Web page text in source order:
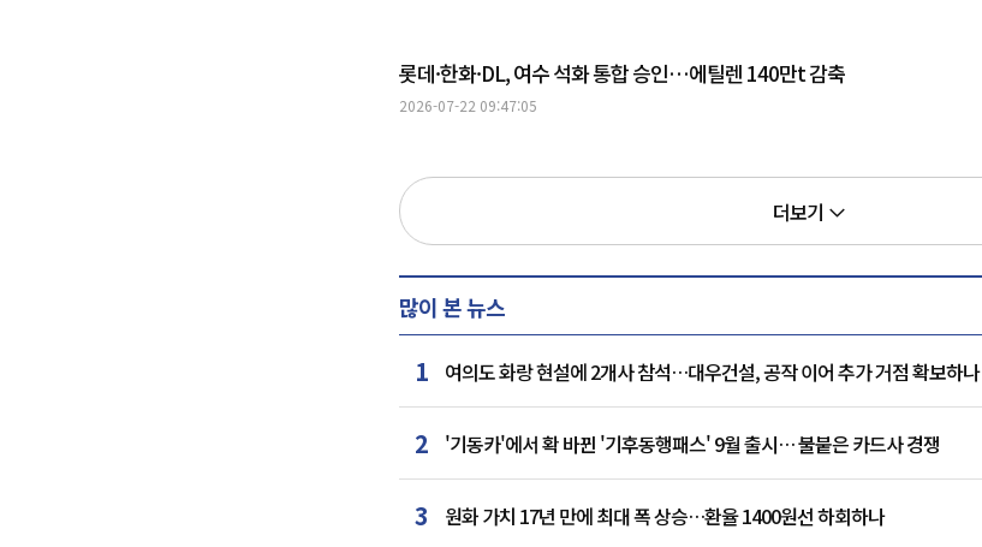
롯데·한화·DL, 여수 석화 통합 승인…에틸렌 140만t 감축
2026-07-22 09:47:05
더보기
많이 본 뉴스
1 여의도 화랑 현설에 2개사 참석…대우건설, 공작 이어 추가 거점 확보하나
2 '기동카'에서 확 바뀐 '기후동행패스' 9월 출시… 불붙은 카드사 경쟁
3 원화 가치 17년 만에 최대 폭 상승…환율 1400원선 하회하나